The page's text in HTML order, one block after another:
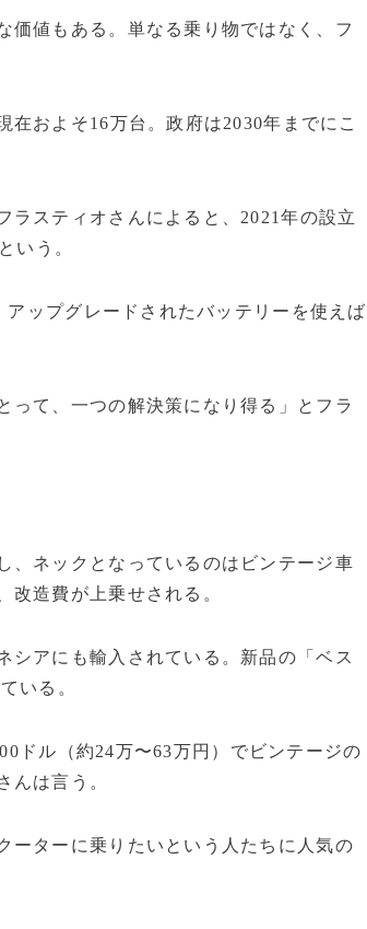
価値もある。単なる乗り物ではなく、フ
およそ16万台。政府は2030年までにこ
ラスティオさんによると、2021年の設立
いう。
ップグレードされたバッテリーを使えば
って、一つの解決策になり得る」とフラ
、ネックとなっているのはビンテージ車
造費が上乗せされる。
シアにも輸入されている。新品の「ベス
いる。
ドル（約24万〜63万円）でビンテージの
んは言う。
ーターに乗りたいという人たちに人気の